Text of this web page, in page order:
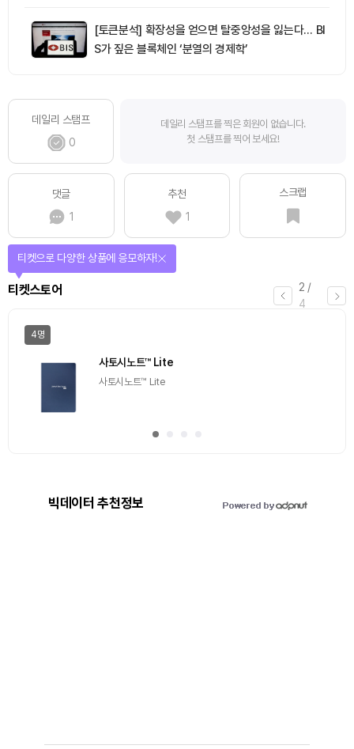
[토큰분석] 확장성을 얻으면 탈중앙성을 잃는다… BI
S가 짚은 블록체인 ‘분열의 경제학’
데일리 스탬프
0
데일리 스탬프를 찍은 회원이 없습니다.
첫 스탬프를 찍어 보세요!
댓글
1
추천
1
스크랩
3 /
4
에어드랍
선물이 쏟아지는 에어드랍 이벤트!
일반
[Episode 12] IXO™2024 참여하고, 2억원 상당 에어
드랍 받자!
빅데이터 추천정보